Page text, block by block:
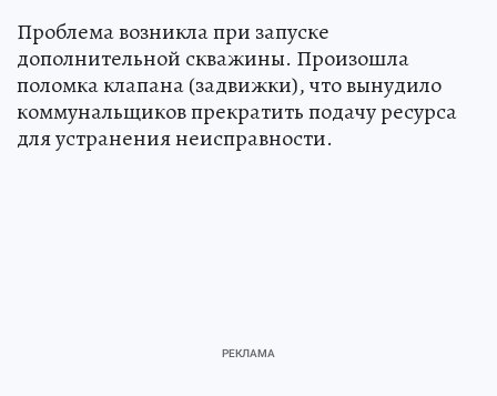
Проблема возникла при запуске
дополнительной скважины. Произошла
поломка клапана (задвижки), что вынудило
коммунальщиков прекратить подачу ресурса
для устранения неисправности.